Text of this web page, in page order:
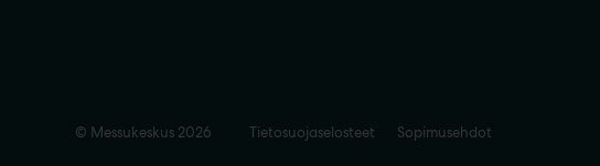
© Messukeskus 2026 Tietosuojaselosteet Sopimusehdot